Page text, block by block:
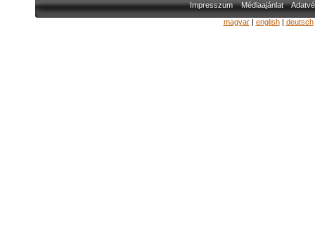
Impresszum Médiaajánlat
magyar| english| deutsch